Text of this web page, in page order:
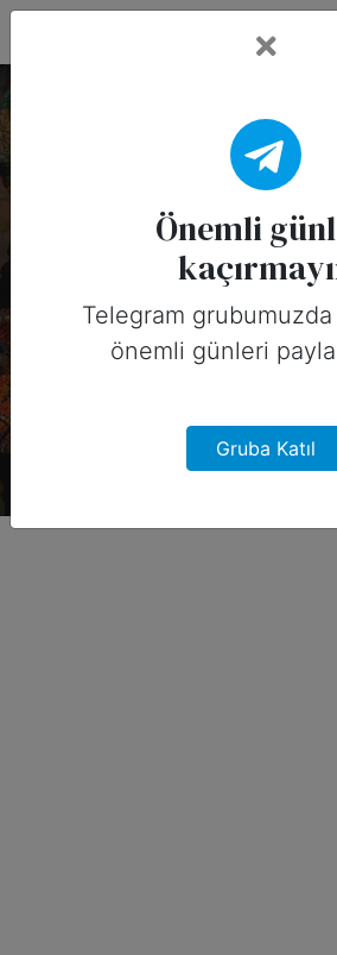
21 Aralık, 2025
Tarihinin
Günleri
21 Aralık, 2025
için sosyal medyada
paylaşabileceğiniz
Önemli
Telegram
önemli günleri
Gruba Katıl